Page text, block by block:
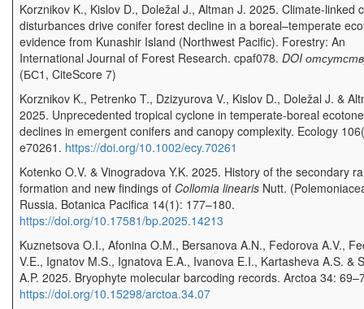
Korznikov K., Kislov D., Doležal J., Altman J. 2025. Climate-linked
disturbances drive conifer forest decline in a boreal–temperate
evidence from Kunashir Island (Northwest Pacific). Forestry: An
International Journal of Forest Research. cpaf078. DOI
(БС1, CiteScore 7)
Korznikov K., Petrenko T., Dzizyurova V., Kislov D., Doležal J. &
2025. Unprecedented tropical cyclone in temperate-boreal
declines in emergent conifers and canopy complexity. Ecology
e70261. https://doi.org/10.1002/ecy.70261
Kotenko O.V. & Vinogradova Y.K. 2025. History of the secondary
formation and new findings of Collomia linearis Nutt.
Russia. Botanica Pacifica 14(1): 177–180.
https://doi.org/10.17581/bp.2025.14213
Kuznetsova O.I., Afonina O.M., Bersanova A.N., Fedorova A.V.,
V.E., Ignatov M.S., Ignatova E.A., Ivanova E.I., Kartasheva A.S. &
A.P. 2025. Bryophyte molecular barcoding records. Arctoa 34:
https://doi.org/10.15298/arctoa.34.07